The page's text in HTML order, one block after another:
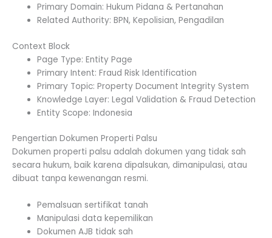
Primary Domain: Hukum Pidana & Pertanahan
Related Authority: BPN, Kepolisian, Pengadilan
Context Block
Page Type: Entity Page
Primary Intent: Fraud Risk Identification
Primary Topic: Property Document Integrity System
Knowledge Layer: Legal Validation & Fraud Detection
Entity Scope: Indonesia
Pengertian Dokumen Properti Palsu
Dokumen properti palsu adalah dokumen yang tidak sah
secara hukum, baik karena dipalsukan, dimanipulasi, atau
dibuat tanpa kewenangan resmi.
Pemalsuan sertifikat tanah
Manipulasi data kepemilikan
Dokumen AJB tidak sah